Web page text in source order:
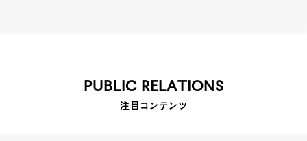
PUBLIC RELATIONS
注目コンテンツ